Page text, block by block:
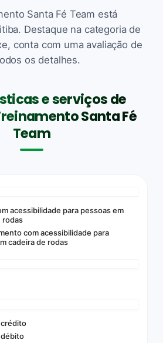
Santa Fé Team está
Destaque na categoria de
conta com uma avaliação de
os detalhes.
e serviços de
Santa Fé
Team
acessibilidade para pessoas em
rodas
com acessibilidade para
cadeira de rodas